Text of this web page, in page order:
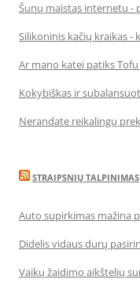
Šunų maistas internetu -
Silikoninis kačių kraikas -
Ar mano katei patiks
Kokybiškas ir
Nerandate reikalingų
STRAIPSNIŲ TALPINIMAS
Auto supirkimas mažina
Didelis vidaus durų
Vaikų žaidimo aikštelių